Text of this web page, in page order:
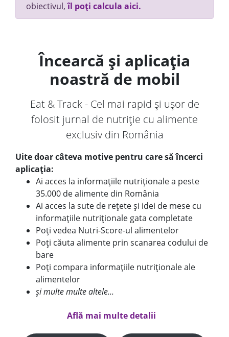
obiectivul,îl poți calcula aici.
Încearcă și aplicația
noastră de mobil
Eat & Track - Cel mai rapid și ușor de
folosit jurnal de nutriție cu alimente
exclusiv din România
Uite doar câteva motive pentru care să încerci
aplicația:
Ai acces la informațiile nutriționale a peste
35.000 de alimente din România
Ai acces la sute de rețete și idei de mese cu
informațiile nutriționale gata completate
Poți vedea Nutri-Score-ul alimentelor
Poți căuta alimente prin scanarea codului de
bare
Poți compara informațiile nutriționale ale
alimentelor
și multe multe altele...
Află mai multe detalii